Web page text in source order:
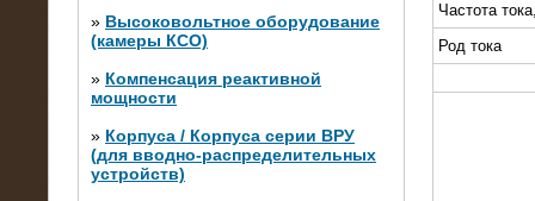
» Высоковольтное оборудование
(камеры КСО)
» Компенсация реактивной
мощности
» Корпуса / Корпуса серии ВРУ
(для вводно-распределительных
устройств)
Частота
Род тока